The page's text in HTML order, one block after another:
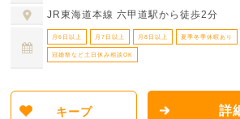
JR東海道本線 六甲道駅から徒歩2分
月6日以上 月7日以上 月8日以上 夏季冬季休暇あり
冠婚祭など土日休み相談OK
キープ 詳